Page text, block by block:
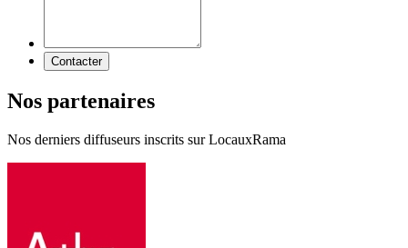
Contacter
Nos partenaires
Nos derniers diffuseurs inscrits sur LocauxRama